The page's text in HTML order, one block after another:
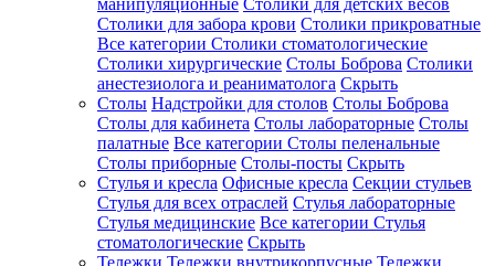
манипуляционные Столики для детских весов
Столики для забора крови Столики прикроватные
Все категории Столики стоматологические
Столики хирургические Столы Боброва Столики
анестезиолога и реаниматолога Скрыть
Столы Надстройки для столов Столы Боброва
Столы для кабинета Столы лабораторные Столы
палатные Все категории Столы пеленальные
Столы приборные Столы-посты Скрыть
Стулья и кресла Офисные кресла Секции стульев
Стулья для всех отраслей Стулья лабораторные
Стулья медицинские Все категории Стулья
стоматологические Скрыть
Тележки Тележки внутрикорпусные Тележки